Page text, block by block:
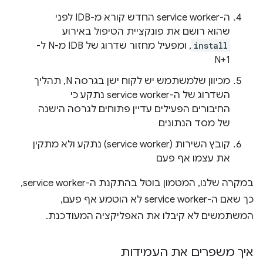
ה-service worker החדש קורא מ-IDB לפני
שהוא רושם את פונקציית הטיפול באירוע
install
, ומפעיל מחזור שדרוג של IDB מ-N ל-
N+1
מכיוון שלמשתמש יש לקוח ישן בגרסה N, תהליך
השדרוג של ה-service worker נתקע כי
החיבורים הפעילים עדיין פתוחים לגרסה הישנה
של מסד הנתונים
קובץ השירות (service worker) נתקע ולא מתקין
את עצמו אף פעם
במקרה שלנו, המטמון בוטל בהתקנת ה-service worker,
כך שאם ה-service worker לא הוטמע אף פעם,
המשתמשים לא קיבלו את האפליקציה המעודכנת.
איך משפרים את העמידות